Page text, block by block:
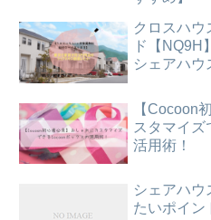
クロスハウ
ド【NQ9H
シェアハウ
【Cocoon
スタマイ
活用術！
シェアハウ
たいポイン